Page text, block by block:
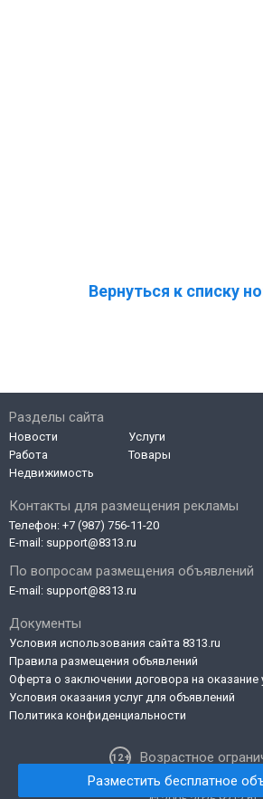
Вернуться к списку
Контакты для размещения рекламы
Телефон: +7 (987) 756-11-20
E-mail: support@8313.ru
По вопросам размещения объявлений
E-mail: support@8313.ru
Документы
Условия использования сайта 8313.ru
Правила размещения объявлений
Оферта о заключении договора на оказание
Условия оказания услуг для объявлений
Политика конфиденциальности
Возрастное
Разделы сайта
Новости
Работа
Недвижимость
Услуги
Товары
Разместить бесплатное